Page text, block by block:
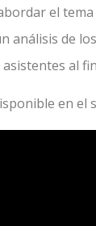
el
análisis de
al
en el